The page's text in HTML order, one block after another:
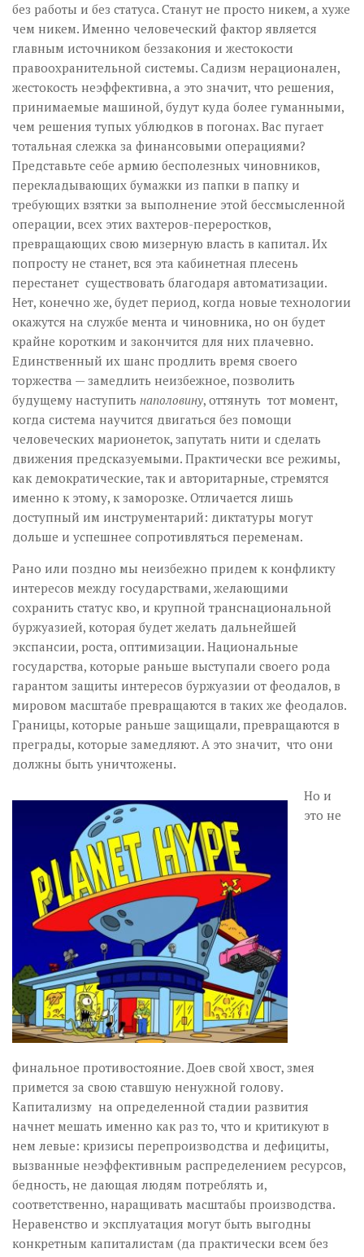
без работы и без статуса. Станут не просто никем, а хуже
чем никем. Именно человеческий фактор является
главным источником беззакония и жестокости
правоохранительной системы. Садизм нерационален,
жестокость неэффективна, а это значит, что решения,
принимаемые машиной, будут куда более гуманными,
чем решения тупых ублюдков в погонах. Вас пугает
тотальная слежка за финансовыми операциями?
Представьте себе армию бесполезных чиновников,
перекладывающих бумажки из папки в папку и
требующих взятки за выполнение этой бессмысленной
операции, всех этих вахтеров-переростков,
превращающих свою мизерную власть в капитал. Их
попросту не станет, вся эта кабинетная плесень
перестанет существовать благодаря автоматизации.
Нет, конечно же, будет период, когда новые технологии
окажутся на службе мента и чиновника, но он будет
крайне коротким и закончится для них плачевно.
Единственный их шанс продлить время своего
торжества — замедлить неизбежное, позволить
будущему наступить наполовину, оттянуть тот момент,
когда система научится двигаться без помощи
человеческих марионеток, запутать нити и сделать
движения предсказуемыми. Практически все режимы,
как демократические, так и авторитарные, стремятся
именно к этому, к заморозке. Отличается лишь
доступный им инструментарий: диктатуры могут
дольше и успешнее сопротивляться переменам.
Рано или поздно мы неизбежно придем к конфликту
интересов между государствами, желающими
сохранить статус кво, и крупной транснациональной
буржуазией, которая будет желать дальнейшей
экспансии, роста, оптимизации. Национальные
государства, которые раньше выступали своего рода
гарантом защиты интересов буржуазии от феодалов, в
мировом масштабе превращаются в таких же феодалов.
Границы, которые раньше защищали, превращаются в
преграды, которые замедляют. А это значит, что они
должны быть уничтожены.
Но и
это не
финальное противостояние. Доев свой хвост, змея
примется за свою ставшую ненужной голову.
Капитализму на определенной стадии развития
начнет мешать именно как раз то, что и критикуют в
нем левые: кризисы перепроизводства и дефициты,
вызванные неэффективным распределением ресурсов,
бедность, не дающая людям потреблять и,
соответственно, наращивать масштабы производства.
Неравенство и эксплуатация могут быть выгодны
конкретным капиталистам (да практически всем без